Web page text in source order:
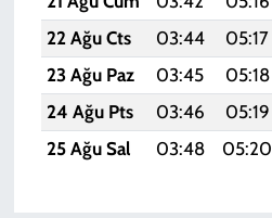
22 Ağu Cts
03:44 05:17
23 Ağu Paz
03:45 05:18
24 Ağu Pts
03:46 05:19
25 Ağu Sal
03:48 05:20